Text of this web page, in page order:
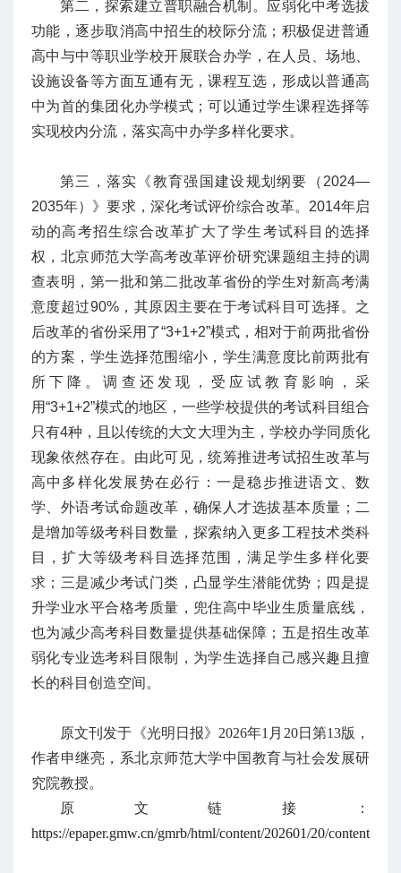
第二，探索建立普职融合机制。应弱化中考选拔
功能，逐步取消高中招生的校际分流；积极促进普通
高中与中等职业学校开展联合办学，在人员、场地、
设施设备等方面互通有无，课程互选，形成以普通高
中为首的集团化办学模式；可以通过学生课程选择等
实现校内分流，落实高中办学多样化要求。
第三，落实《教育强国建设规划纲要（2024—
2035年）》要求，深化考试评价综合改革。2014年启
动的高考招生综合改革扩大了学生考试科目的选择
权，北京师范大学高考改革评价研究课题组主持的调
查表明，第一批和第二批改革省份的学生对新高考满
意度超过90%，其原因主要在于考试科目可选择。之
后改革的省份采用了“3+1+2”模式，相对于前两批省份
的方案，学生选择范围缩小，学生满意度比前两批有
所下降。调查还发现，受应试教育影响，采
用“3+1+2”模式的地区，一些学校提供的考试科目组合
只有4种，且以传统的大文大理为主，学校办学同质化
现象依然存在。由此可见，统筹推进考试招生改革与
高中多样化发展势在必行：一是稳步推进语文、数
学、外语考试命题改革，确保人才选拔基本质量；二
是增加等级考科目数量，探索纳入更多工程技术类科
目，扩大等级考科目选择范围，满足学生多样化要
求；三是减少考试门类，凸显学生潜能优势；四是提
升学业水平合格考质量，兜住高中毕业生质量底线，
也为减少高考科目数量提供基础保障；五是招生改革
弱化专业选考科目限制，为学生选择自己感兴趣且擅
长的科目创造空间。
原文刊发于《光明日报》2026年1月20日第13版，
作者申继亮，系北京师范大学中国教育与社会发展研
究院教授。
原文链接：
https://epaper.gmw.cn/gmrb/html/content/202601/20/